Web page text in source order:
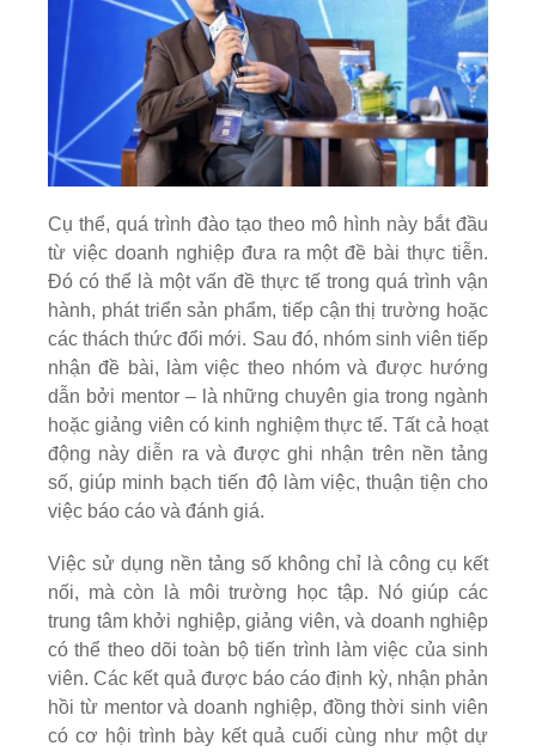
Cụ thể, quá trình đào tạo theo mô hình này bắt đầu
từ việc doanh nghiệp đưa ra một đề bài thực tiễn.
Đó có thể là một vấn đề thực tế trong quá trình vận
hành, phát triển sản phẩm, tiếp cận thị trường hoặc
các thách thức đổi mới. Sau đó, nhóm sinh viên tiếp
nhận đề bài, làm việc theo nhóm và được hướng
dẫn bởi mentor – là những chuyên gia trong ngành
hoặc giảng viên có kinh nghiệm thực tế. Tất cả hoạt
động này diễn ra và được ghi nhận trên nền tảng
số, giúp minh bạch tiến độ làm việc, thuận tiện cho
việc báo cáo và đánh giá.
Việc sử dụng nền tảng số không chỉ là công cụ kết
nối, mà còn là môi trường học tập. Nó giúp các
trung tâm khởi nghiệp, giảng viên, và doanh nghiệp
có thể theo dõi toàn bộ tiến trình làm việc của sinh
viên. Các kết quả được báo cáo định kỳ, nhận phản
hồi từ mentor và doanh nghiệp, đồng thời sinh viên
có cơ hội trình bày kết quả cuối cùng như một dự